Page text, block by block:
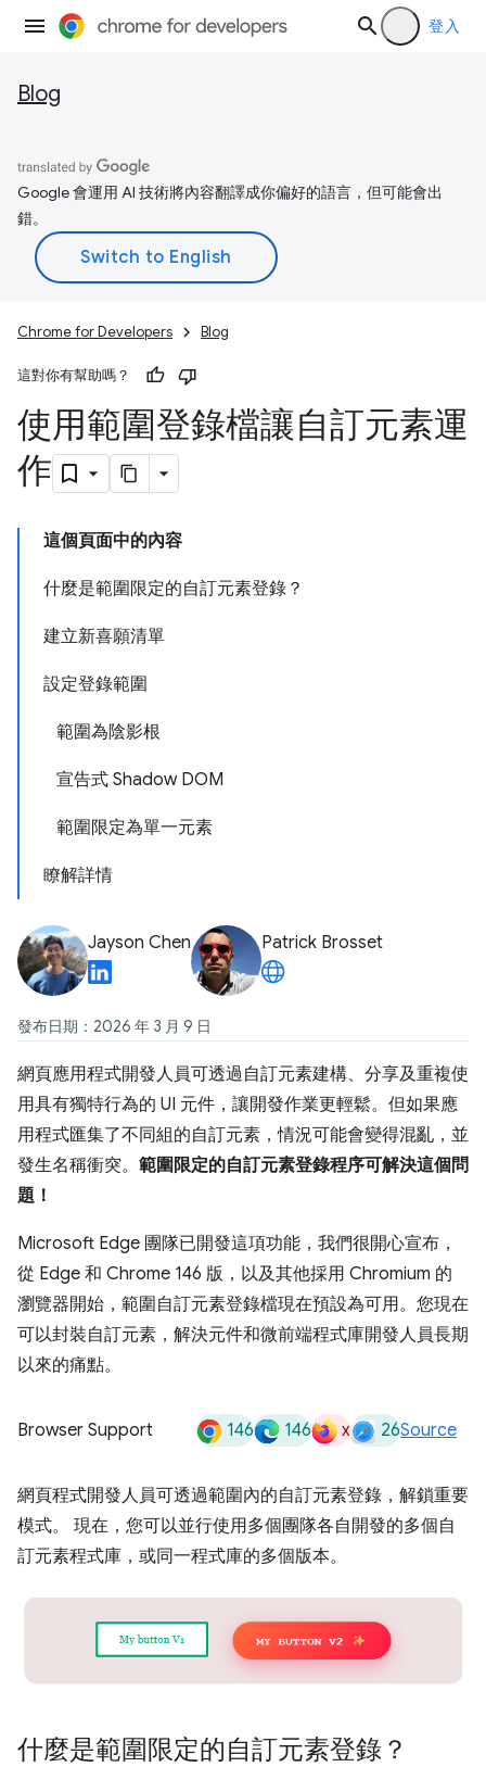
登入
Blog
Google 會運用 AI 技術將內容翻譯成你偏好的語言，但可能會出
錯。
Chrome for Developers Blog
這對你有幫助嗎？
使用範圍登錄檔讓自訂元素運
作
這個頁面中的內容
什麼是範圍限定的自訂元素登錄？
建立新喜願清單
設定登錄範圍
範圍為陰影根
宣告式 Shadow DOM
範圍限定為單一元素
瞭解詳情
Jayson Chen Patrick Brosset
發布日期：2026 年 3 月 9 日
網頁應用程式開發人員可透過自訂元素建構、分享及重複使
用具有獨特行為的 UI 元件，讓開發作業更輕鬆。但如果應
用程式匯集了不同組的自訂元素，情況可能會變得混亂，並
發生名稱衝突。 範圍限定的自訂元素登錄程序可解決這個問
題！
Microsoft Edge 團隊已開發這項功能，我們很開心宣布，
從 Edge 和 Chrome 146 版，以及其他採用 Chromium 的
瀏覽器開始，範圍自訂元素登錄檔現在預設為可用。您現在
可以封裝自訂元素，解決元件和微前端程式庫開發人員長期
以來的痛點。
Browser Support 146 146 x 26Source
網頁程式開發人員可透過範圍內的自訂元素登錄，解鎖重要
模式。 現在，您可以並行使用多個團隊各自開發的多個自
訂元素程式庫，或同一程式庫的多個版本。
什麼是範圍限定的自訂元素登錄？